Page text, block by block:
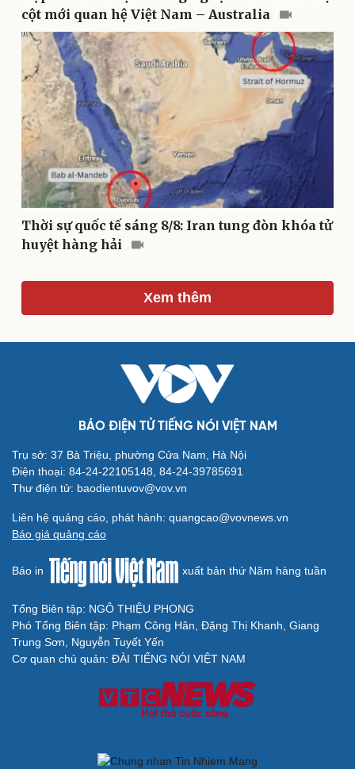
Sân khấu - Điện ảnh
Văn học
Âm nhạc
Di sản
Nghệ sĩ
Sao Việt
Tư vấn
Podcast
Câu chuyện thời sự
Kể chuyện cho bé
Hạt giống tâm hồn
Cải chính
cột mới quan hệ Việt Nam – Australia
Thời sự quốc tế sáng 8/8: Iran tung đòn khóa tử
huyệt hàng hải
Xem thêm
BÁO ĐIỆN TỬ TIẾNG NÓI VIỆT NAM
Trụ sở: 37 Bà Triệu, phường Cửa Nam, Hà Nội
Điện thoại: 84-24-22105148, 84-24-39785691
Thư điện tử: baodientuvov@vov.vn
Liên hệ quảng cáo, phát hành: quangcao@vovnews.vn
Báo giá quảng cáo
Báo in xuất bản thứ Năm hàng tuần
Tổng Biên tập: NGÔ THIỆU PHONG
Phó Tổng Biên tập: Phạm Công Hân, Đặng Thị Khanh, Giang
Trung Sơn, Nguyễn Tuyết Yến
Cơ quan chủ quản: ĐÀI TIẾNG NÓI VIỆT NAM